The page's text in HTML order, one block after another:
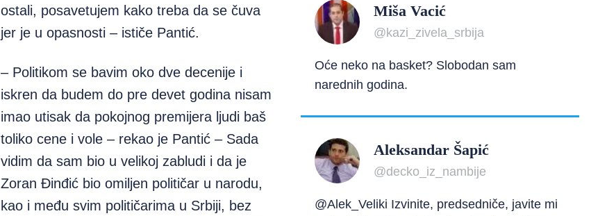
ostali, posavetujem kako treba da se čuva
jer je u opasnosti – ističe Pantić.
– Politikom se bavim oko dve decenije i
iskren da budem do pre devet godina nisam
imao utisak da pokojnog premijera ljudi baš
toliko cene i vole – rekao je Pantić – Sada
vidim da sam bio u velikoj zabludi i da je
Zoran Đinđić bio omiljen političar u narodu,
kao i među svim političarima u Srbiji, bez
Miša Vacić
@kazi_zivela_srbija
Oće neko na basket? Slobodan sam
narednih godina.
Aleksandar Šapić
@decko_iz_nambije
@Alek_Veliki Izvinite, predsedniče, javite mi